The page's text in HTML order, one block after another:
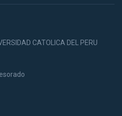
CATOLICA DEL PERU